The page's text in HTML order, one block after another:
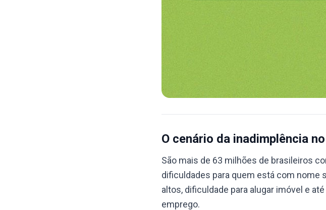
O cenário da inadimplência no
São mais de 63 milhões de brasileiros
dificuldades para quem está com nome
altos, dificuldade para alugar imóvel e
emprego.